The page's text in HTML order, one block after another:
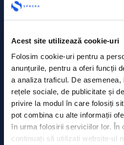
Acest site utilizează cookie-uri
Folosim cookie-uri pentru a
anunțurile, pentru a oferi funcții
a analiza traficul. De
rețele sociale, de publicitate și
privire la modul în care folosiți
pot combina cu alte informații
în urma folosirii serviciilor lor. În
continuați să utilizați website-ul
Contact
Comunicate de presă
Politica de confidențialitate
Politica de prelucrare a datelor